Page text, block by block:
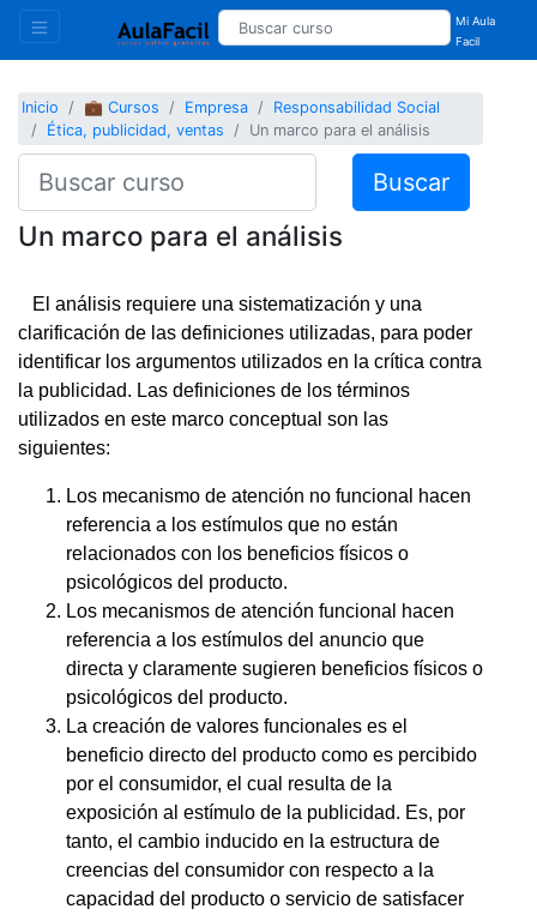
Mi Aula
Facil
Inicio 💼 Cursos Empresa
Responsabilidad Social
Ética, publicidad, ventas
Un marco para el análisis
Buscar
Un marco para el análisis
El análisis requiere una sistematización y una
clarificación de las definiciones utilizadas, para poder
identificar los argumentos utilizados en la crítica contra
la publicidad. Las definiciones de los términos
utilizados en este marco conceptual son las
siguientes:
Los mecanismo de atención no funcional hacen
referencia a los estímulos que no están
relacionados con los beneficios físicos o
psicológicos del producto.
Los mecanismos de atención funcional hacen
referencia a los estímulos del anuncio que
directa y claramente sugieren beneficios físicos o
psicológicos del producto.
La creación de valores funcionales es el
beneficio directo del producto como es percibido
por el consumidor, el cual resulta de la
exposición al estímulo de la publicidad. Es, por
tanto, el cambio inducido en la estructura de
creencias del consumidor con respecto a la
capacidad del producto o servicio de satisfacer